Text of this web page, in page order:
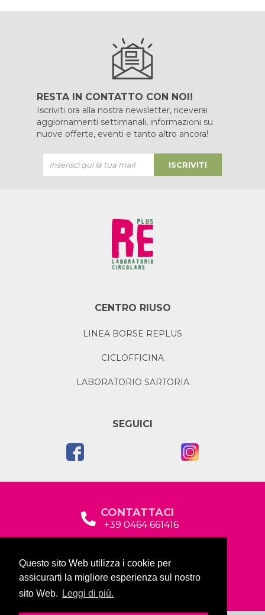
Questo sito Web utilizza i cookie per
assicurarti la migliore esperienza sul nostro
sito Web.
Leggi di più.
RESTA IN CONTATTO CON NOI!
Iscriviti ora alla nostra newsletter, riceverai
aggiornamenti settimanali, informazioni su
nuove offerte, eventi e tanto altro ancora!
ISCRIVITI
CENTRO RIUSO
LINEA BORSE REPLUS
CICLOFFICINA
LABORATORIO SARTORIA
SEGUICI
CONTATTACI
+39 0464 661416
Via Baltera, 19
38066 Riva del Garda (TN)